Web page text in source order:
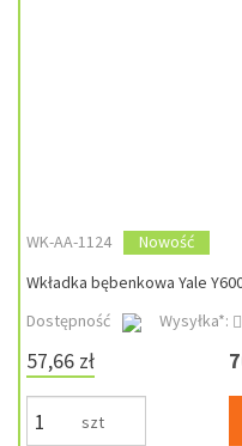
WK-AA-1124
Nowość
Wkładka bębenkowa Yale
Dostępność
Wysyłka*:
57,66 zł
szt